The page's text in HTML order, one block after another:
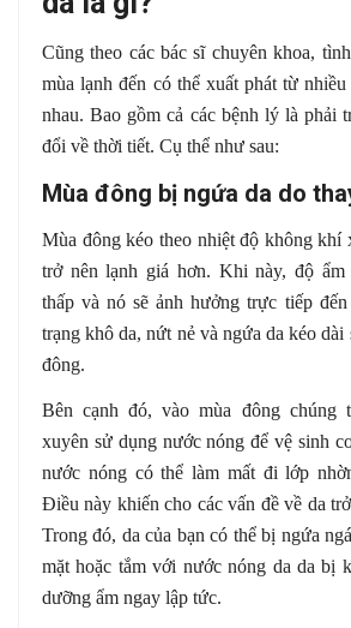
Cũng theo các bác sĩ chuyên khoa,
mùa lạnh đến có thể xuất phát từ
nhau. Bao gồm cả các bệnh lý là phải
đổi về thời tiết. Cụ thể như sau:
Mùa đông bị ngứa da do
Mùa đông kéo theo nhiệt độ không khí
trở nên lạnh giá hơn. Khi này, độ
thấp và nó sẽ ảnh hưởng trực tiếp
trạng khô da, nứt nẻ và ngứa da kéo dài
đông.
Bên cạnh đó, vào mùa đông chúng
xuyên sử dụng nước nóng để vệ sinh
nước nóng có thể làm mất đi lớp
Điều này khiến cho các vấn đề về da
Trong đó, da của bạn có thể bị ngứa
mặt hoặc tắm với nước nóng da da bị
dưỡng ẩm ngay lập tức.